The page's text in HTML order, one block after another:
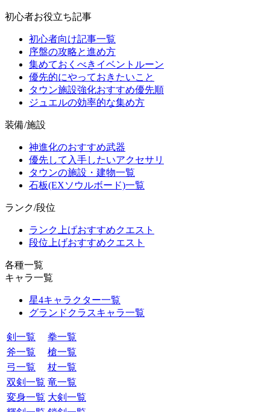
初心者お役立ち記事
初心者向け記事一覧
序盤の攻略と進め方
集めておくべきイベントルーン
優先的にやっておきたいこと
タウン施設強化おすすめ優先順
ジュエルの効率的な集め方
装備/施設
神進化のおすすめ武器
優先して入手したいアクセサリ
タウンの施設・建物一覧
石板(EXソウルボード)一覧
ランク/段位
ランク上げおすすめクエスト
段位上げおすすめクエスト
各種一覧
キャラ一覧
星4キャラクター一覧
グランドクラスキャラ一覧
剣一覧
拳一覧
斧一覧
槍一覧
弓一覧
杖一覧
双剣一覧 竜一覧
変身一覧 大剣一覧